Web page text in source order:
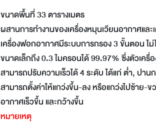
ขนาดพื้นที่ 33 ตารางเมตร
ผสานการทำงานของเครื่องหมุนเวียนอากาศแล
เครื่องฟอกอากาศมีระบบการกรอง 3 ขั้นตอน ไ
ขนาดเล็กถึง 0.3 ไมครอนได้ 99.97% ซึ่งตัวเค
สามารถปรับความเร็วได้ 4 ระดับ ได้แก่ ต่ำ, ปา
สามารถตั้งค่าให้แกว่งขึ้น-ลง หรือแกว่งไปซ้าย-
อากาศเร็วขึ้น และกว้างขึ้น
หมายเหตุ